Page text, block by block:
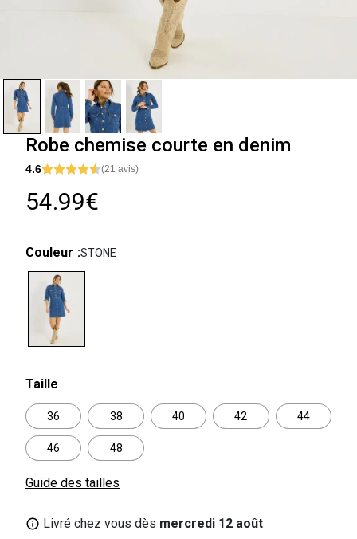
Robe chemise courte en denim
4.6 (21 avis)
54.99€
Couleur STONE
Taille
36 38 40 42 44
46 48
Guide des tailles
Livré chez vous dès mercredi 12 août